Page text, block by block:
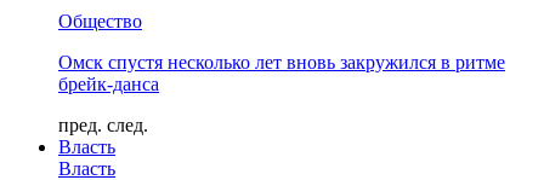
Общество
Омск спустя несколько лет вновь закружился в ритме
брейк-данса
пред. след.
Власть
Власть